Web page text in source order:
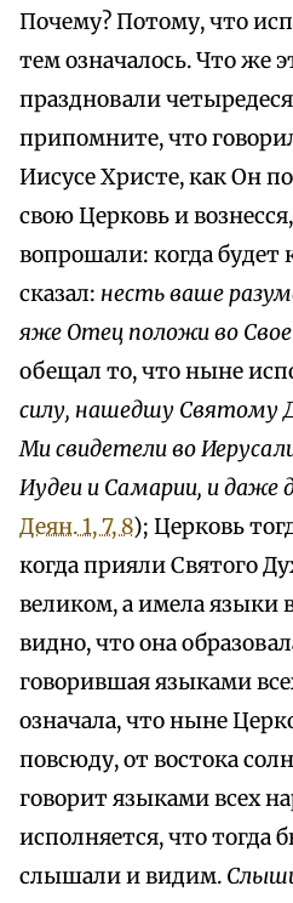
Почему? Потому, что
тем означалось. Что же
праздновали
припомните, что
Иисусе Христе, как Он
свою Церковь и
вопрошали: когда будет
сказал: несть ваше
яже Отец положи во
обещал то, что ныне
силу, нашедшу Святому
Ми свидетели во
Иудеи и Самарии, и даже
Деян. 1, 7, 8); Церковь
когда прияли Святого
великом, а имела языки
видно, что она
говорившая языками
означала, что ныне
повсюду, от востока
говорит языками всех
исполняется, что
слышали и видим.